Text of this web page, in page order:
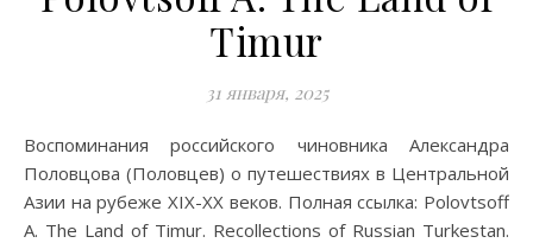
Timur
31 января, 2025
Воспоминания российского чиновника Александра
Половцова (Половцев) о путешествиях в Центральной
Азии на рубеже XIX-XX веков. Полная ссылка: Polovtsoff
A. The Land of Timur. Recollections of Russian Turkestan.